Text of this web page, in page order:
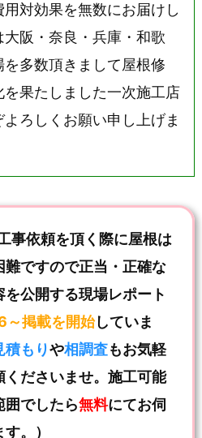
対効果を無数にお届けし
阪・奈良・兵庫・和歌
多数頂きまして屋根修
果たしました一次施工店
ろしくお願い申し上げま
事依頼を頂く際に屋根は
難ですので正当・正確な
を公開する現場レポート
～掲載を開始していま
積もりや相調査もお気軽
くださいませ。施工可能
囲でしたら無料にてお伺
。）